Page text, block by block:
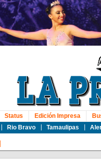
Rio Bravo Tamaulipas
Status Edición Impresa